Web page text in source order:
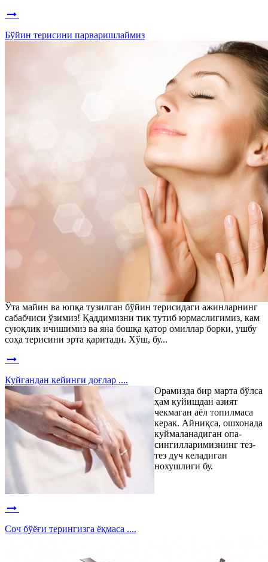
Бўйин терисини парваришлаймиз
Ўта майин ва юпқа тузилган бўйин терисидаги ажинларнинг
сабабчиси ўзимиз! Қаддимизни тик тутиб юрмаслигимиз, кам
суюқлик ичишимиз ва яна бошқа қатор омиллар борки, ушбу
соҳа терисини эрта қаритади. Хўш, бу...
Куйгандан кейинги доғлар ....
Орамизда бир марта бўлса
ҳам куйишдан азият
чекмаган аёл топилмаса
керак. Айниқса, ошхонада
куймаланадиган опа-
сингилларимизнинг тез-
тез дуч келадиган
нохушлиги бу.
Cоч бўёғи терингизга ёқмаса ....